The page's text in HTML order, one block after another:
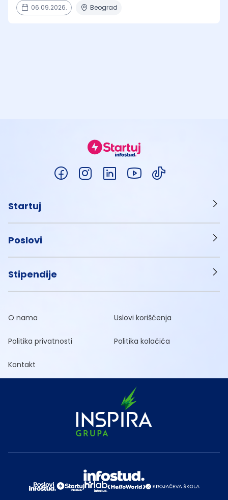
06.09.2026. Beograd
Startuj
Poslovi
Stipendije
O nama Uslovi korišćenja
Politika privatnosti Politika kolačića
Kontakt